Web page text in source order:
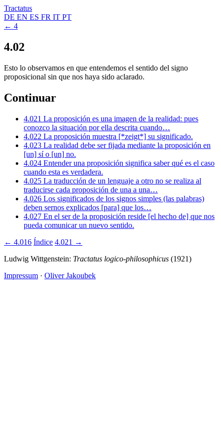
Tractatus
DE EN ES FR IT PT
← 4
4.02
Esto lo observamos en que entendemos el sentido del signo
proposicional sin que nos haya sido aclarado.
Continuar
4.021 La proposición es una imagen de la realidad: pues
conozco la situación por ella descrita cuando…
4.022 La proposición muestra [*zeigt*] su significado.
4.023 La realidad debe ser fijada mediante la proposición en
[un] sí o [un] no.
4.024 Entender una proposición significa saber qué es el caso
cuando esta es verdadera.
4.025 La traducción de un lenguaje a otro no se realiza al
traducirse cada proposición de una a una…
4.026 Los significados de los signos simples (las palabras)
deben sernos explicados [para] que los…
4.027 En el ser de la proposición reside [el hecho de] que nos
pueda comunicar un nuevo sentido.
← 4.016 Índice 4.021 →
Ludwig Wittgenstein: Tractatus logico-philosophicus (1921)
Impressum · Oliver Jakoubek